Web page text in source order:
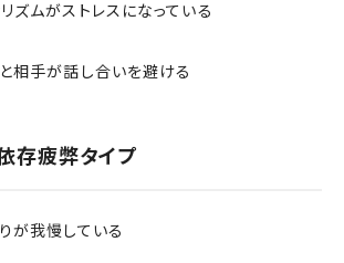
ズムがストレスになっている
相手が話し合いを避ける
存疲弊タイプ
が我慢している